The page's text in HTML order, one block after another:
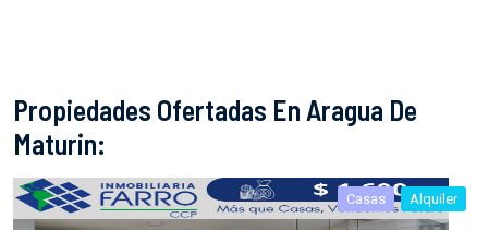
Propiedades Ofertadas En Aragua De
Maturin:
Casas Alquiler